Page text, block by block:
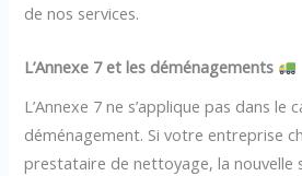
de nos services.
L’Annexe 7 et les déménagements
L’Annexe 7 ne s’applique pas dans le
déménagement. Si votre entreprise
prestataire de nettoyage, la nouvelle